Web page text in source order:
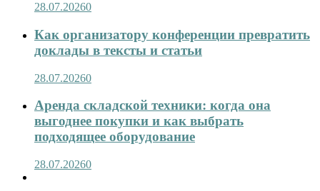
28.07.20260
Как организатору конференции превратить
доклады в тексты и статьи
28.07.20260
Аренда складской техники: когда она
выгоднее покупки и как выбрать
подходящее оборудование
28.07.20260